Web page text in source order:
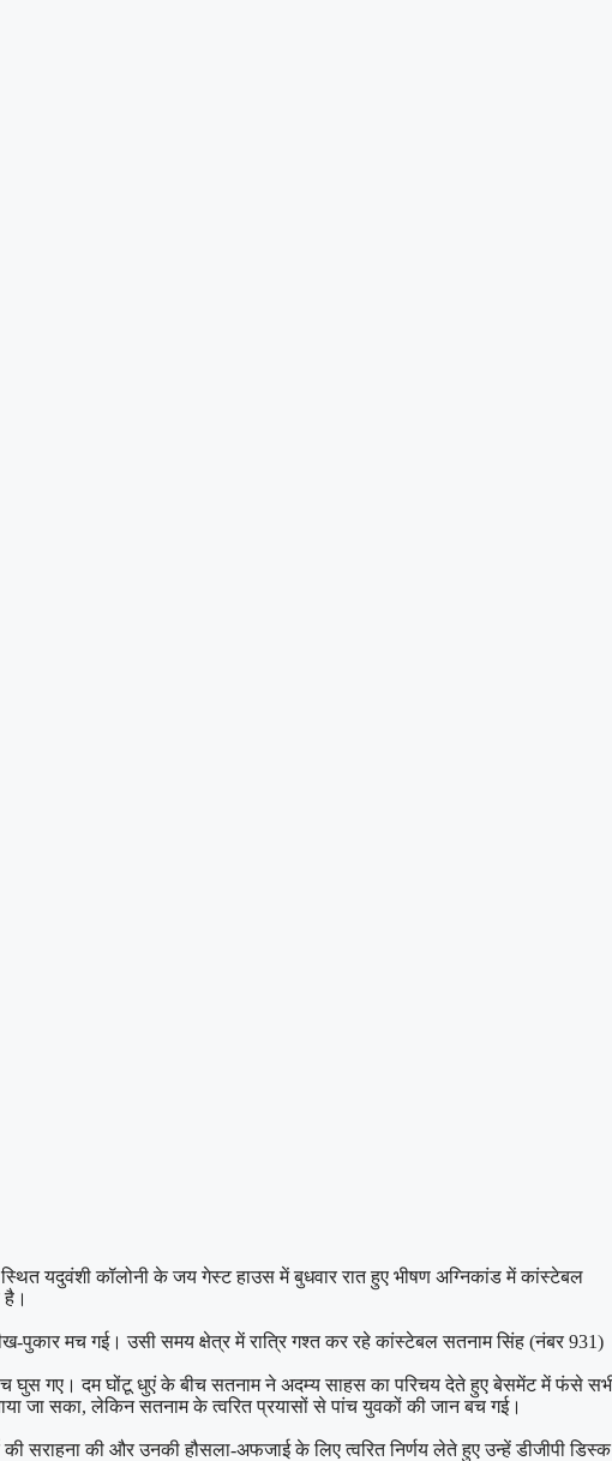
यदुवंशी कॉलोनी के जय गेस्ट हाउस में बुधवार रात हुए भीषण अग्निकांड में कांस्टेबल
है।
पुकार मच गई। उसी समय क्षेत्र में रात्रि गश्त कर रहे कांस्टेबल सतनाम सिंह (नंबर 931)
गए। दम घोंटू धुएं के बीच सतनाम ने अदम्य साहस का परिचय देते हुए बेसमेंट में फंसे
जा सका, लेकिन सतनाम के त्वरित प्रयासों से पांच युवकों की जान बच गई।
सराहना की और उनकी हौसला-अफजाई के लिए त्वरित निर्णय लेते हुए उन्हें डीजीपी डिस्क